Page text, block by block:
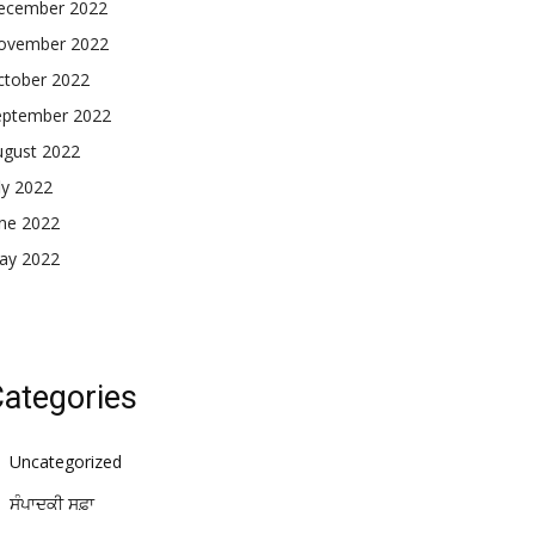
2022
2022
2022
2022
2022
2022
2022
2022
Uncategorized
ਸੰਪਾਦਕੀ ਸਫ਼ਾ